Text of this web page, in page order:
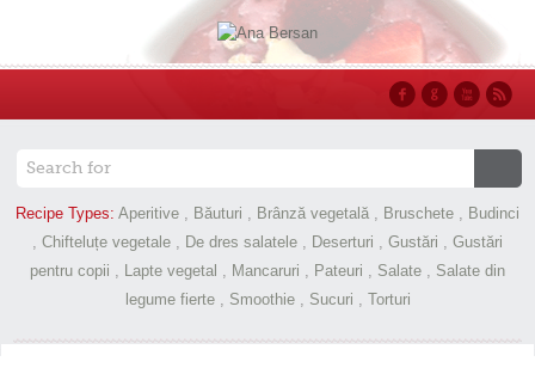
Recipe Types: Aperitive , Băuturi , Brânză vegetală , Bruschete , Budinci
, Chifteluțe vegetale , De dres salatele , Deserturi , Gustări , Gustări
pentru copii , Lapte vegetal , Mancaruri , Pateuri , Salate , Salate din
legume fierte, Smoothie, Sucuri , Torturi